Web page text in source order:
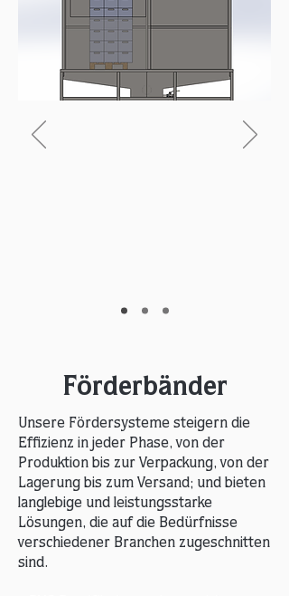
Förderbänder
Unsere Fördersysteme steigern die
Effizienz in jeder Phase, von der
Produktion bis zur Verpackung, von der
Lagerung bis zum Versand; und bieten
langlebige und leistungsstarke
Lösungen, die auf die Bedürfnisse
verschiedener Branchen zugeschnitten
sind.